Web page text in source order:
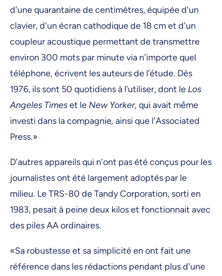
d'une quarantaine de centimètres, équipée d'un
clavier, d'un écran cathodique de 18 cm et d'un
coupleur acoustique permettant de transmettre
environ 300 mots par minute via n'importe quel
téléphone, écrivent les auteurs de l’étude. Dès
1976, ils sont 50 quotidiens à l’utiliser, dont le Los
Angeles Timeset le New Yorker, qui avait même
investi dans la compagnie, ainsi que l'Associated
Press.»
D'autres appareils qui n'ont pas été conçus pour les
journalistes ont été largement adoptés par le
milieu. Le TRS-80 de Tandy Corporation, sorti en
1983, pesait à peine deux kilos et fonctionnait avec
des piles AA ordinaires.
«Sa robustesse et sa simplicité en ont fait une
référence dans les rédactions pendant plus d'une